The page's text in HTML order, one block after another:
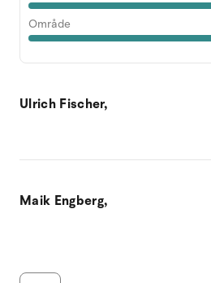
Område
Ulrich Fischer,
Maik Engberg,